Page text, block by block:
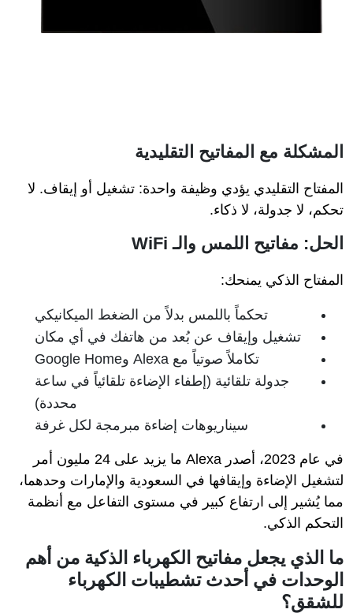
المشكلة مع المفاتيح التقليدية
المفتاح التقليدي يؤدي وظيفة واحدة: تشغيل أو إيقاف. لا
تحكم، لا جدولة، لا ذكاء.
الحل: مفاتيح اللمس والـ WiFi
المفتاح الذكي يمنحك:
تحكماً باللمس بدلاً من الضغط الميكانيكي
تشغيل وإيقاف عن بُعد من هاتفك في أي مكان
تكاملاً صوتياً مع Alexa وGoogle Home
جدولة تلقائية (إطفاء الإضاءة تلقائياً في ساعة
محددة)
سيناريوهات إضاءة مبرمجة لكل غرفة
في عام 2023، أصدر Alexa ما يزيد على 24 مليون أمر
لتشغيل الإضاءة وإيقافها في السعودية والإمارات وحدهما،
مما يُشير إلى ارتفاع كبير في مستوى التفاعل مع أنظمة
التحكم الذكي.
ما الذي يجعل مفاتيح الكهرباء الذكية من أهم
الوحدات في أحدث تشطيبات الكهرباء
للشقق؟